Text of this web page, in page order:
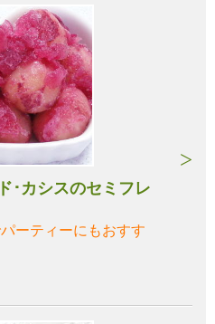
･カシスのセミフレ
ーティーにもおすす